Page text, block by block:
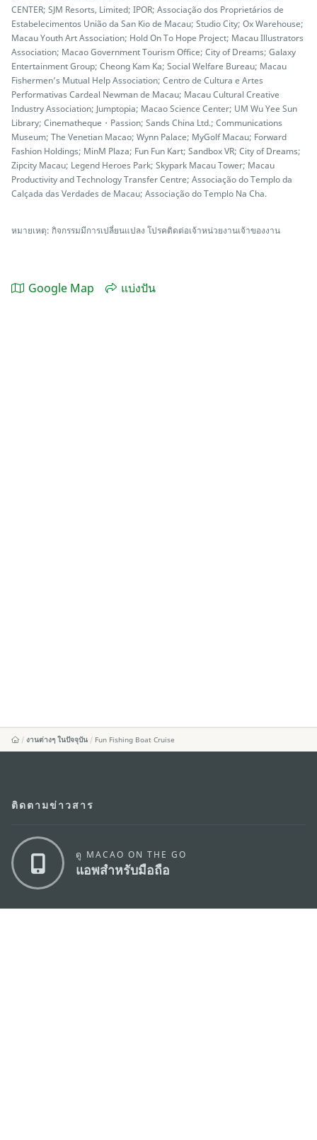
CENTER; SJM Resorts, Limited; IPOR; Associação dos Proprietários de
Estabelecimentos União da San Kio de Macau; Studio City; Ox Warehouse;
Macau Youth Art Association; Hold On To Hope Project; Macau Illustrators
Association; Macao Government Tourism Office; City of Dreams; Galaxy
Entertainment Group; Cheong Kam Ka; Social Welfare Bureau; Macau
Fishermen’s Mutual Help Association; Centro de Cultura e Artes
Performativas Cardeal Newman de Macau; Macau Cultural Creative
Industry Association; Jumptopia; Macao Science Center; UM Wu Yee Sun
Library; Cinematheque・Passion; Sands China Ltd.; Communications
Museum; The Venetian Macao; Wynn Palace; MyGolf Macau; Forward
Fashion Holdings; MinM Plaza; Fun Fun Kart; Sandbox VR; City of Dreams;
Zipcity Macau; Legend Heroes Park; Skypark Macau Tower; Macau
Productivity and Technology Transfer Centre; Associação do Templo da
Calçada das Verdades de Macau; Associação do Templo Na Cha.
หมายเหตุ: กิจกรรมมีการเปลี่ยนแปลง โปรคติดต่อเจ้าหน่วยงานเจ้าของงาน
Google Map แบ่งปัน
งานต่างๆ ในปัจจุบัน Fun Fishing Boat Cruise
ติดตามข่าวสาร
ดู MACAO ON THE GO
แอพสำหรับมือถือ